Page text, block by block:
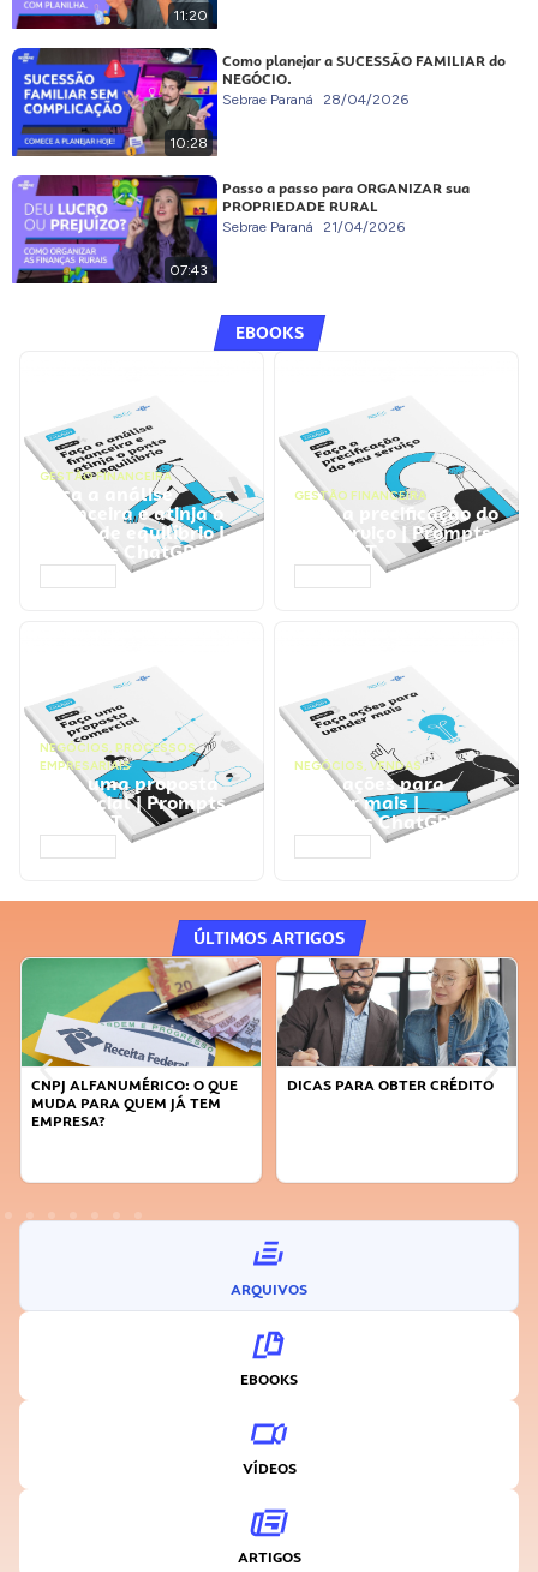
11:20
10:28
Como planejar a SUCESSÃO FAMILIAR do
NEGÓCIO.
Sebrae Paraná 28/04/2026
07:43
Passo a passo para ORGANIZAR sua
PROPRIEDADE RURAL
Sebrae Paraná 21/04/2026
EBOOKS
GESTÃO FINANCEIRA
Faça a análise
financeira e atinja o
ponto de equilíbrio |
Prompts ChatGPT
GESTÃO FINANCEIRA
Faça a precificação do
seu serviço | Prompts
ChatGPT
NEGÓCIOS, PROCESSOS
EMPRESARIAIS
Faça uma proposta
comercial | Prompts
ChatGPT
NEGÓCIOS, VENDAS
Faça ações para
vender mais |
Prompts ChatGPT
ÚLTIMOS ARTIGOS
O QUE
TEM
DICAS PARA OBTER CRÉDITO
FAÇA A DIFERENÇA: SEJA
ARQUIVOS
EBOOKS
VÍDEOS
ARTIGOS